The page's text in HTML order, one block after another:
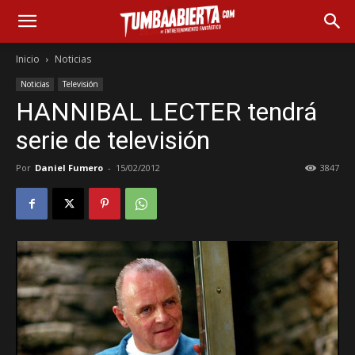
Inicio Noticias
Noticias Televisión
HANNIBAL LECTER tendrá
serie de televisión
Por Daniel Fumero - 15/02/2012 3847